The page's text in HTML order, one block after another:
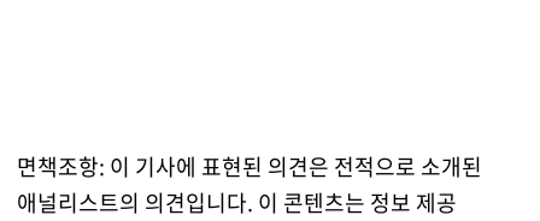
면책조항: 이 기사에 표현된 의견은 전적으로 소개된
애널리스트의 의견입니다. 이 콘텐츠는 정보 제공